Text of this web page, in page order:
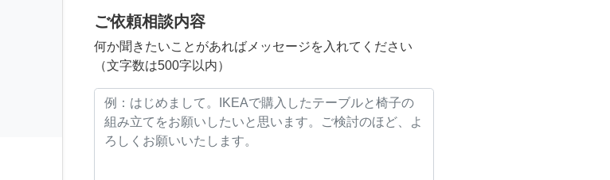
ご依頼相談内容
何か聞きたいことがあればメッセージを入れてください
（文字数は500字以内）